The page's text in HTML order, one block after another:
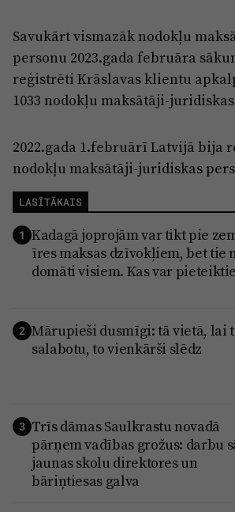
Savukārt vismazāk nodokļu
personu 2023.gada februāra
reģistrēti Krāslavas klientu
1033 nodokļu maksātāji-
2022.gada 1.februārī Latvijā bija
nodokļu maksātāji-juridiskas
LASĪTĀKAIS
1 Kadagā joprojām var tikt pie
īres maksas dzīvokļiem, bet tie
domāti visiem. Kas var
2 Mārupieši dusmīgi: tā vietā, lai
salabotu, to vienkārši slēdz
3 Trīs dāmas Saulkrastu novadā
pārņem vadības grožus: darbu
jaunas skolu direktores un
bāriņtiesas galva